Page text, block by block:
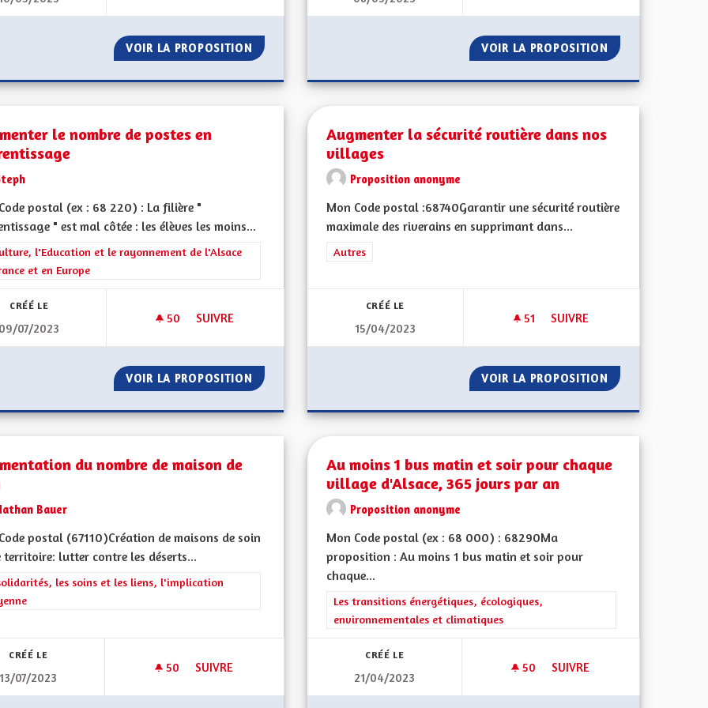
VOIR LA PROPOSITION AUTOPARTAGE À LA CAMPAGNE VOIR LA PROPOSITION AUTONOMIE
le nombre de postes en
postal (ex : 68 220) : La filière "
" est mal côtée : les élèves les moins...
les résultats de la catégorie : La Culture, l'Education et le rayonnement de l'Alsace en France et en Europe
l'Education et le rayonnement de l'Alsace
et en Europe
CRÉÉ LE
09/07/2023
50 50 ABONNÉS
SUIVRE
AUGMENTER LE NOMBRE DE POSTES EN APPRENTISSAGE
VOIR LA PROPOSITION AUGMENTER LE NOMBRE DE POSTES EN APPRENTISSAGE
Augmenter la sécurité routière dans nos
villages
Proposition anonyme
Mon Code postal :68740Garantir une sécurité routière
maximale des riverains en supprimant dans...
Filtrer les résultats de la catégorie : Autres
Autres
CRÉÉ LE
15/04/2023
51 51 ABONNÉS
SUIVRE
VOIR LA PROPOSITION AUGMENTER LA
du nombre de maison de
Bauer
postal (67110) Création de maisons de soin
territoire: lutter contre les déserts...
les résultats de la catégorie : Les solidarités, les soins et les liens, l'implication citoyenne
les soins et les liens, l'implication
CRÉÉ LE
13/07/2023
50 50 ABONNÉS
SUIVRE
AUGMENTATION DU NOMBRE DE MAISON DE SOIN
Au moins 1 bus matin et soir pour chaque
village d'Alsace, 365 jours par an
Proposition anonyme
Mon Code postal (ex : 68 000) : 68290Ma
proposition : Au moins 1 bus matin et soir pour
chaque...
Filtrer les résultats de la catégorie : Les transitions énergétiques,
Les transitions énergétiques, écologiques,
environnementales et climatiques
CRÉÉ LE
21/04/2023
50 50 ABONNÉS
SUIVRE